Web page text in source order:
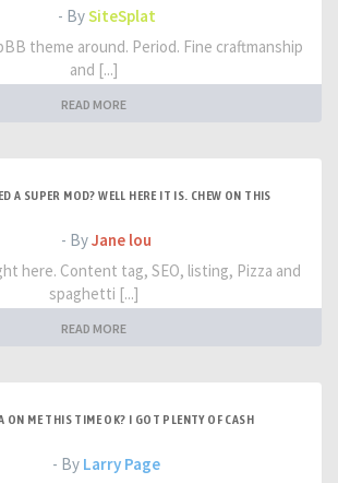
- BySiteSplat
theme around. Period. Fine craftmanship
and [...]
READ MORE
A SUPER MOD? WELL HERE IT IS. CHEW ON THIS
- ByJane lou
here. Content tag, SEO, listing, Pizza and
spaghetti [...]
READ MORE
ON ME THIS TIME OK? I GOT PLENTY OF CASH
- By Larry Page